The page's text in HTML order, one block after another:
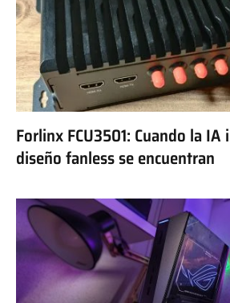
Forlinx FCU3501: Cuando la
diseño fanless se encuentran